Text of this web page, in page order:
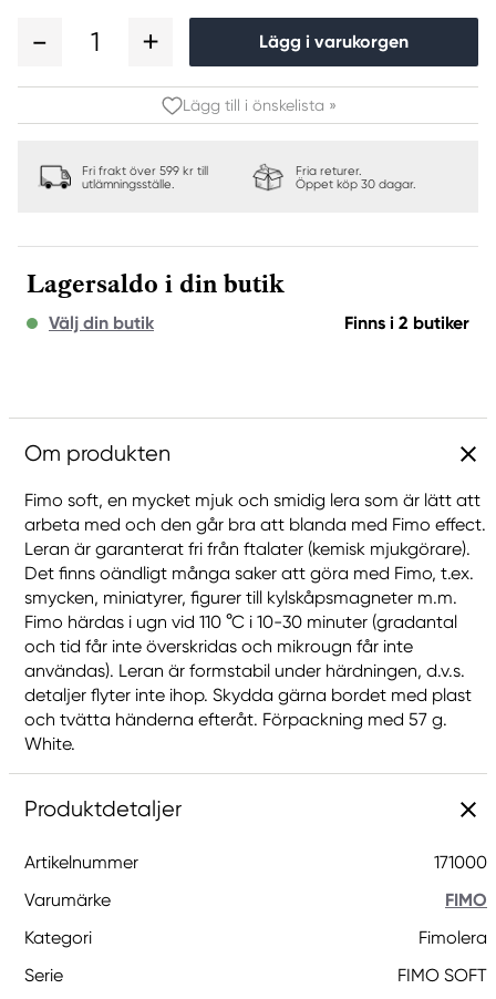
1 Lägg i varukorgen
Lägg till i önskelista »
Fri frakt över 599 kr till
utlämningsställe.
Fria returer.
Öppet köp 30 dagar.
Lagersaldo i din butik
Välj din butik Finns i 2 butiker
Om produkten
Fimo soft, en mycket mjuk och smidig lera som är lätt att
arbeta med och den går bra att blanda med Fimo effect.
Leran är garanterat fri från ftalater (kemisk mjukgörare).
Det finns oändligt många saker att göra med Fimo, t.ex.
smycken, miniatyrer, figurer till kylskåpsmagneter m.m.
Fimo härdas i ugn vid 110 °C i 10-30 minuter (gradantal
och tid får inte överskridas och mikrougn får inte
användas). Leran är formstabil under härdningen, d.v.s.
detaljer flyter inte ihop. Skydda gärna bordet med plast
och tvätta händerna efteråt. Förpackning med 57 g.
White.
Produktdetaljer
Artikelnummer
171000
Varumärke
FIMO
Kategori
Fimolera
Serie
FIMO SOFT